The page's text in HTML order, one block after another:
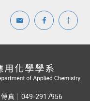
傳真
049-2917956